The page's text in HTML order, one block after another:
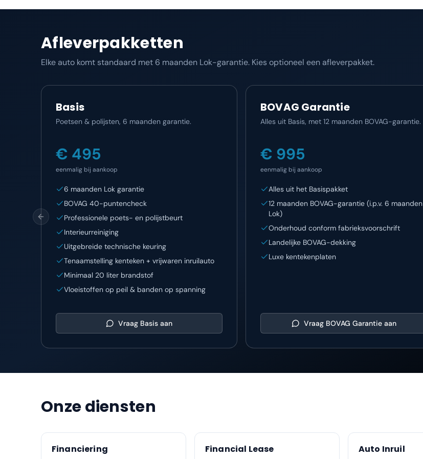
Afleverpakketten
Elke auto komt standaard met 6 maanden Lok-garantie. Kies optioneel een afleverpakket.
Basis
Poetsen & polijsten, 6 maanden garantie.
€ 495
eenmalig bij aankoop
6 maanden Lok garantie
BOVAG 40-puntencheck
Professionele poets- en polijstbeurt
Interieurreiniging
Uitgebreide technische keuring
Tenaamstelling kenteken + vrijwaren inruilauto
Minimaal 20 liter brandstof
Vloeistoffen op peil & banden op spanning
Vraag Basis aan
BOVAG Garantie
Alles uit Basis, met 12 maanden BOVAG-garantie.
€ 995
eenmalig bij aankoop
Alles uit het Basispakket
12 maanden BOVAG-garantie (i.p.v. 6 maanden
Lok)
Onderhoud conform fabrieksvoorschrift
Landelijke BOVAG-dekking
Luxe kentekenplaten
Vraag BOVAG Garantieaan
Previous slide
Onze diensten
Financiering Financial Lease Auto Inruil